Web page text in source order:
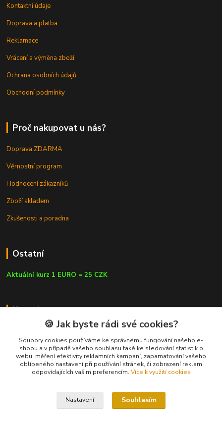
Kontaktní údaje
Doprava a platba
Reklamace
Vrácení a výměna zboží
Ochrana osobních údajů
Obchodní podmínky
Proč nakupovat u nás?
Doprava ZDARMA
Věrnostní program
Hodnocení zákazníků
Zboží skladem
Zkušenosti a poradna
Ostatní
Aktuální kurz 1 EURO = 25 CZK
Kontakty
info@czluk.cz
🍪 Jak byste rádi své cookies?
Soubory cookies používáme ke správnému fungování našeho e-
shopu a v případě vašeho souhlasu také ke sledování statistik o
webu, měření efektivity reklamních kampaní, zapamatování vašeho
oblíbeného nastavení při používání stránek, či zobrazení reklam
odpovídajících vašim preferencím. Více k využití cookies
Nastavení Souhlasím